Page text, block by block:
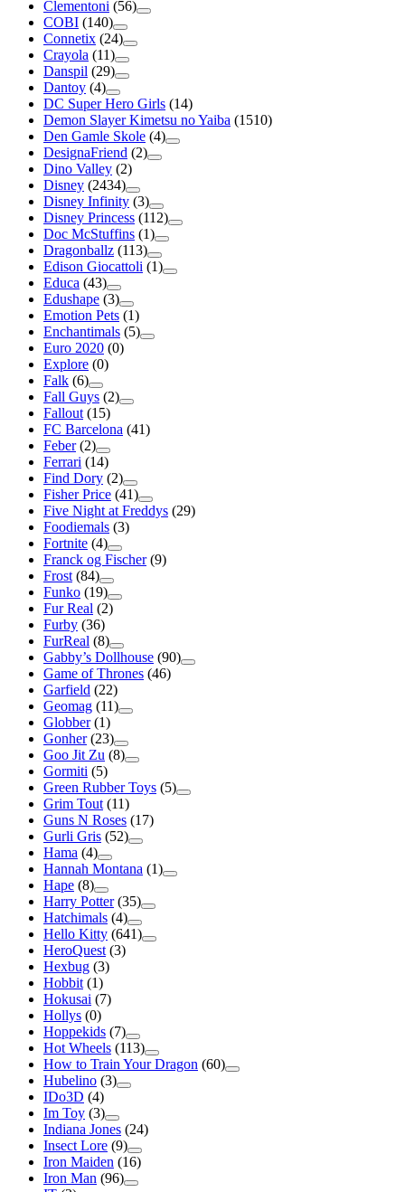
Clementoni (56)
COBI (140)
Connetix (24)
Crayola (11)
Danspil (29)
Dantoy (4)
DC Super Hero Girls (14)
Demon Slayer Kimetsu no Yaiba (1510)
Den Gamle Skole (4)
DesignaFriend (2)
Dino Valley (2)
Disney (2434)
Disney Infinity (3)
Disney Princess (112)
Doc McStuffins (1)
Dragonballz (113)
Edison Giocattoli (1)
Educa (43)
Edushape (3)
Emotion Pets (1)
Enchantimals (5)
Euro 2020 (0)
Explore (0)
Falk (6)
Fall Guys (2)
Fallout (15)
FC Barcelona (41)
Feber (2)
Ferrari (14)
Find Dory (2)
Fisher Price (41)
Five Night at Freddys (29)
Foodiemals (3)
Fortnite (4)
Franck og Fischer (9)
Frost (84)
Funko (19)
Fur Real (2)
Furby (36)
FurReal (8)
Gabby’s Dollhouse (90)
Game of Thrones (46)
Garfield (22)
Geomag (11)
Globber (1)
Gonher (23)
Goo Jit Zu (8)
Gormiti (5)
Green Rubber Toys (5)
Grim Tout (11)
Guns N Roses (17)
Gurli Gris (52)
Hama (4)
Hannah Montana (1)
Hape (8)
Harry Potter (35)
Hatchimals (4)
Hello Kitty (641)
HeroQuest (3)
Hexbug (3)
Hobbit (1)
Hokusai (7)
Hollys (0)
Hoppekids (7)
Hot Wheels (113)
How to Train Your Dragon (60)
Hubelino (3)
IDo3D (4)
Im Toy (3)
Indiana Jones (24)
Insect Lore (9)
Iron Maiden (16)
Iron Man (96)